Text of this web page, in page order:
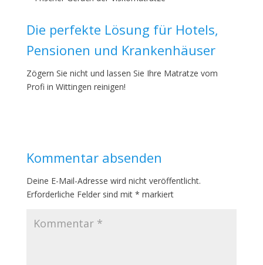
Die perfekte Lösung für Hotels,
Pensionen und Krankenhäuser
Zögern Sie nicht und lassen Sie Ihre Matratze vom
Profi in Wittingen reinigen!
Kommentar absenden
Deine E-Mail-Adresse wird nicht veröffentlicht.
Erforderliche Felder sind mit * markiert